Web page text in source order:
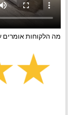
מה הלקוחות אומרים